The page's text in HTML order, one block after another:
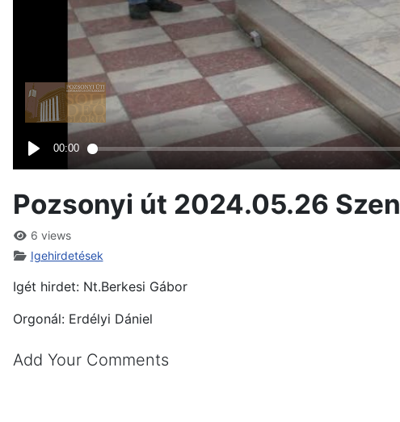
Pozsonyi út 2024.05.26
6 views
Igehirdetések
Igét hirdet: Nt.Berkesi Gábor
Orgonál: Erdélyi Dániel
Add Your Comments